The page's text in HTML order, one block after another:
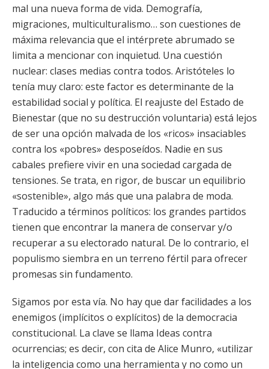
mal una nueva forma de vida. Demografía,
migraciones, multiculturalismo… son cuestiones de
máxima relevancia que el intérprete abrumado se
limita a mencionar con inquietud. Una cuestión
nuclear: clases medias contra todos. Aristóteles lo
tenía muy claro: este factor es determinante de la
estabilidad social y política. El reajuste del Estado de
Bienestar (que no su destrucción voluntaria) está lejos
de ser una opción malvada de los «ricos» insaciables
contra los «pobres» desposeídos. Nadie en sus
cabales prefiere vivir en una sociedad cargada de
tensiones. Se trata, en rigor, de buscar un equilibrio
«sostenible», algo más que una palabra de moda.
Traducido a términos políticos: los grandes partidos
tienen que encontrar la manera de conservar y/o
recuperar a su electorado natural. De lo contrario, el
populismo siembra en un terreno fértil para ofrecer
promesas sin fundamento.
Sigamos por esta vía. No hay que dar facilidades a los
enemigos (implícitos o explícitos) de la democracia
constitucional. La clave se llama Ideas contra
ocurrencias; es decir, con cita de Alice Munro, «utilizar
la inteligencia como una herramienta y no como un